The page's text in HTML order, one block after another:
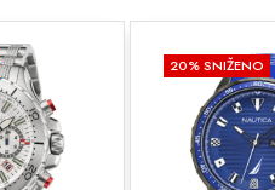
% SNIŽENO